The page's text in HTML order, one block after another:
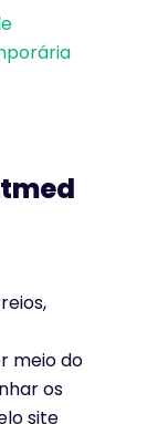
meio do
os
site